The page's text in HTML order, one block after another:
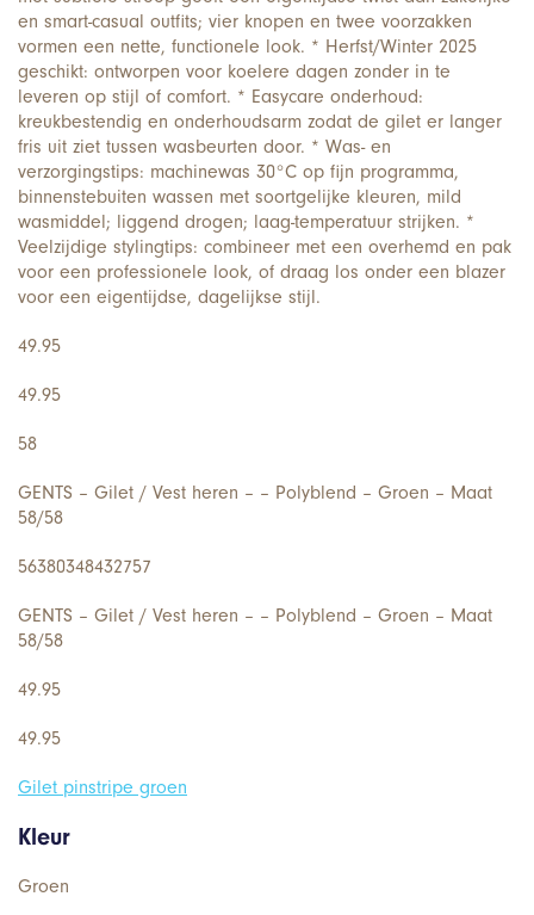
en smart-casual outfits; vier knopen en twee voorzakken
vormen een nette, functionele look. * Herfst/Winter 2025
geschikt: ontworpen voor koelere dagen zonder in te
leveren op stijl of comfort. * Easycare onderhoud:
kreukbestendig en onderhoudsarm zodat de gilet er langer
fris uit ziet tussen wasbeurten door. * Was- en
verzorgingstips: machinewas 30°C op fijn programma,
binnenstebuiten wassen met soortgelijke kleuren, mild
wasmiddel; liggend drogen; laag-temperatuur strijken. *
Veelzijdige stylingtips: combineer met een overhemd en pak
voor een professionele look, of draag los onder een blazer
voor een eigentijdse, dagelijkse stijl.
49.95
49.95
58
GENTS – Gilet / Vest heren – – Polyblend – Groen – Maat
58/58
56380348432757
GENTS – Gilet / Vest heren – – Polyblend – Groen – Maat
58/58
49.95
49.95
Gilet pinstripe groen
Kleur
Groen